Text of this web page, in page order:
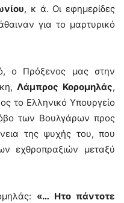
, κ ά. Οι εφημερίδες
για το μαρτυρικό
ο Πρόξενος μας στην
Λάμπρος Κορομηλάς,
το Ελληνικό Υπουργείο
των Βουλγάρων προς
της ψυχής του, που
εχθροπραξιών μεταξύ
«… Ητο πάντοτε